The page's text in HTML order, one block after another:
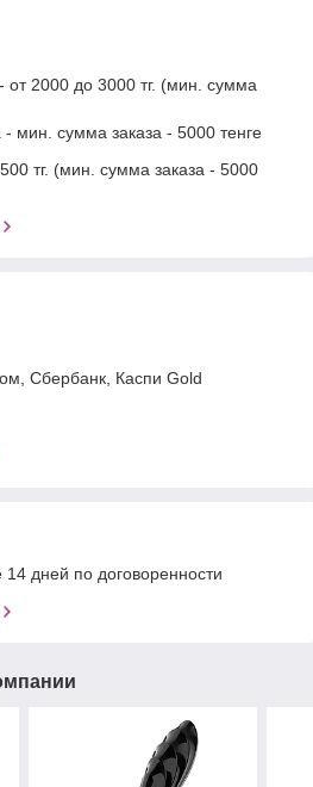
от 2000 до 3000 тг. (мин. сумма
- мин. сумма заказа - 5000 тенге
тг. (мин. сумма заказа - 5000
Сбербанк, Каспи Gold
14 дней по договоренности